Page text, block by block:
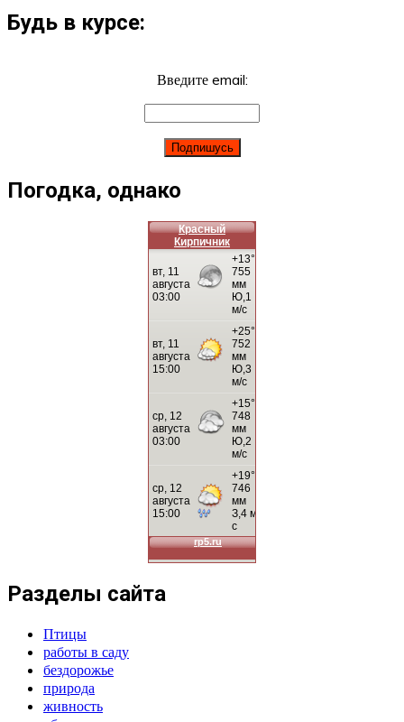
Будь в курсе:
Введите email:
Погодка, однако
Красный
Кирпичник
Разделы сайта
Птицы
работы в саду
бездорожье
природа
живность